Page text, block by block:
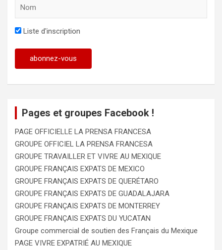
Liste d'inscription
Pages et groupes Facebook !
PAGE OFFICIELLE LA PRENSA FRANCESA
GROUPE OFFICIEL LA PRENSA FRANCESA
GROUPE TRAVAILLER ET VIVRE AU MEXIQUE
GROUPE FRANÇAIS EXPATS DE MEXICO
GROUPE FRANÇAIS EXPATS DE QUERÉTARO
GROUPE FRANÇAIS EXPATS DE GUADALAJARA
GROUPE FRANÇAIS EXPATS DE MONTERREY
GROUPE FRANÇAIS EXPATS DU YUCATAN
Groupe commercial de soutien des Français du Mexique
PAGE VIVRE EXPATRIÉ AU MEXIQUE